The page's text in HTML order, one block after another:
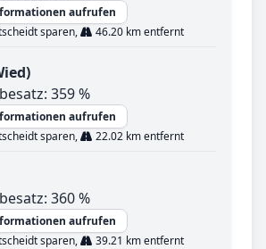
aufrufen
sparen,
46.20 km entfernt
359 %
aufrufen
sparen,
22.02 km entfernt
360 %
aufrufen
sparen,
39.21 km entfernt